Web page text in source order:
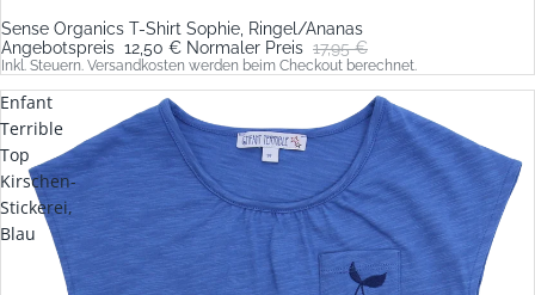
Sale
Sense Organics T-Shirt Sophie, Ringel/Ananas
Angebotspreis 12,50 € Normaler Preis 17,95 €
Inkl. Steuern. Versandkosten werden beim Checkout berechnet.
Enfant
Terrible
Top
Kirschen-
Stickerei,
Blau